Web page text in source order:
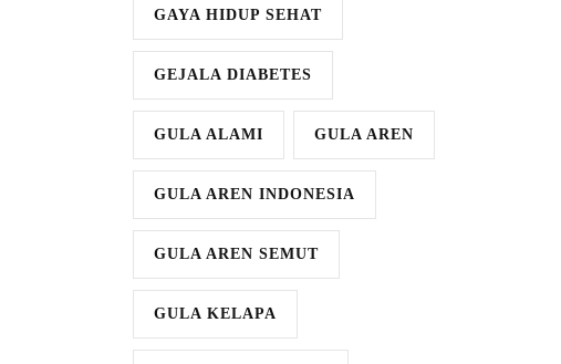
GAYA HIDUP SEHAT
GEJALA DIABETES
GULA ALAMI GULA AREN
GULA AREN INDONESIA
GULA AREN SEMUT
GULA KELAPA